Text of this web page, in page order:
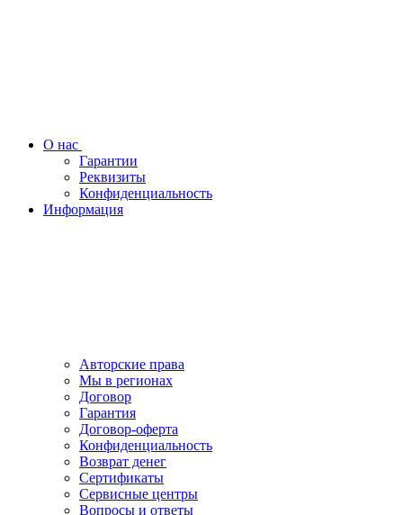
О нас
Гарантии
Реквизиты
Конфиденциальность
Информация
Авторские права
Мы в регионах
Договор
Гарантия
Договор-оферта
Конфиденциальность
Возврат денег
Сертификаты
Сервисные центры
Вопросы и ответы